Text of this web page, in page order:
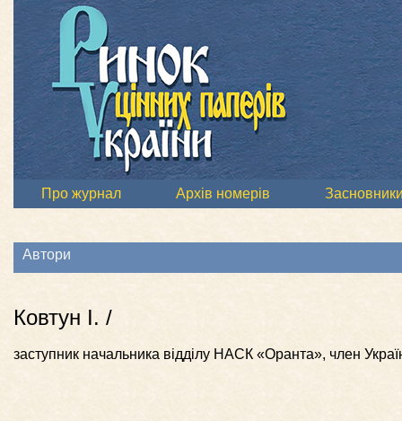
Про журнал Архів номерів
Автори
Ковтун І. /
заступник начальника відділу НАСК «Оранта», член